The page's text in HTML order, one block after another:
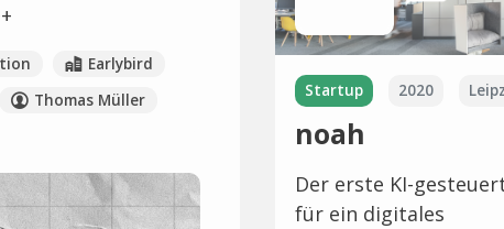
Earlybird
Thomas Müller Startup 2020
noah
Der erste KI-
für ein digitales